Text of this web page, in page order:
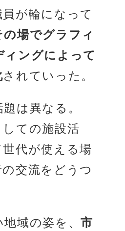
が輪になって
の場でグラフィ
ィングによって
されていった。
は異なる。
しての施設活
代が使える場
交流をどうつ
地域の姿を、市